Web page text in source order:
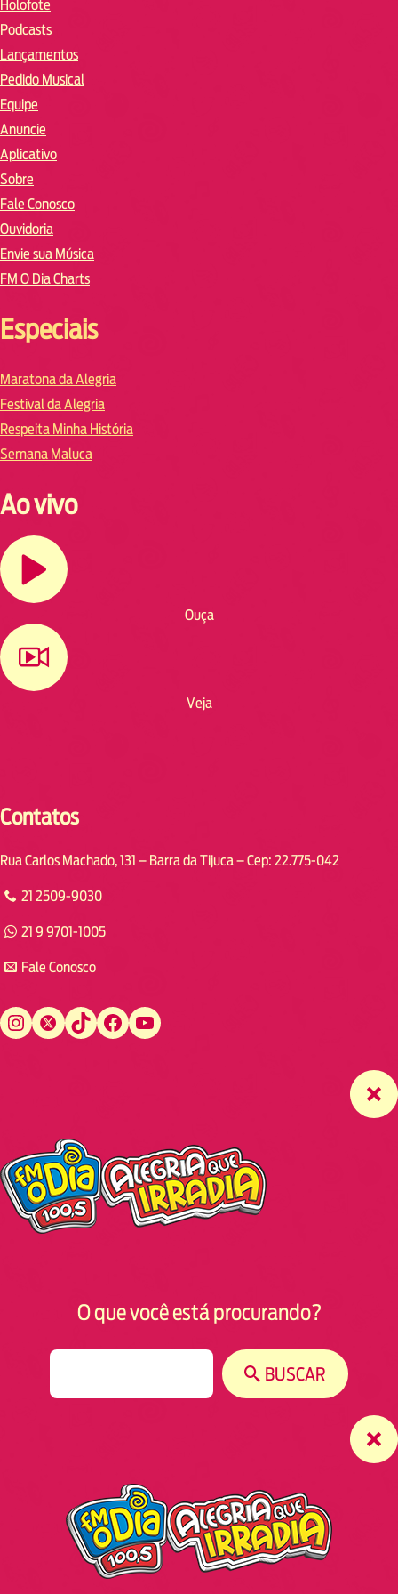
Holofote
Podcasts
Lançamentos
Pedido Musical
Equipe
Anuncie
Aplicativo
Sobre
Fale Conosco
Ouvidoria
Envie sua Música
FM O Dia Charts
Especiais
Maratona da Alegria
Festival da Alegria
Respeita Minha História
Semana Maluca
Ao vivo
Ouça
Veja
Contatos
Rua Carlos Machado, 131 – Barra da Tijuca – Cep: 22.775-042
21 2509-9030
21 9 9701-1005
Fale Conosco
Instagram Twitter TikTok Facebook YouTube
O que você está procurando?
BUSCAR